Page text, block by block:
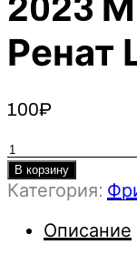
2023
Ренат
100₽
Количество
товара
Магия
Практикум.
В корзину
Категория:
Описание